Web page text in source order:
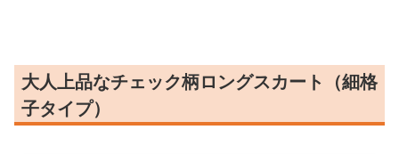
大人上品なチェック柄ロングスカート（細格
子タイプ）